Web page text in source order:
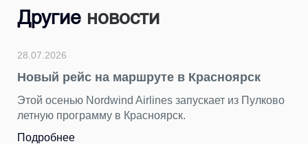
Другие новости
28.07.2026
Новый рейс на маршруте в Красноярск
Этой осенью Nordwind Airlines запускает из Пулково
летную программу в Красноярск.
Подробнее